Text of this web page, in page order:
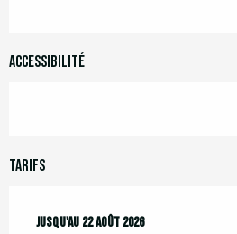
Accessibilité
Tarifs
Du13 juillet 2026au22 août 2026
Jusqu'au 22 août 2026